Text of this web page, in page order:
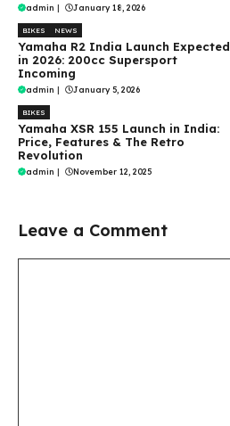
admin | January 18, 2026
BIKES NEWS
Yamaha R2 India Launch Expected
in 2026: 200cc Supersport
Incoming
admin | January 5, 2026
BIKES
Yamaha XSR 155 Launch in India:
Price, Features & The Retro
Revolution
admin | November 12, 2025
Leave a Comment